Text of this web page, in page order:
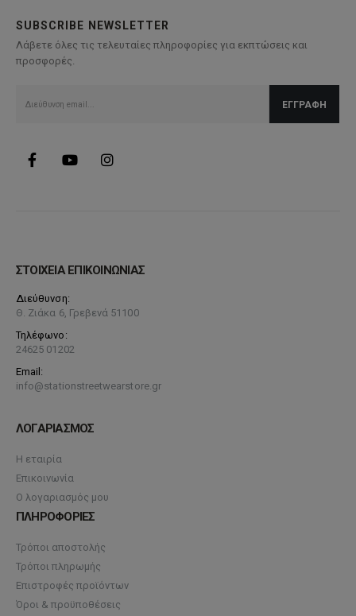
SUBSCRIBE NEWSLETTER
Λάβετε όλες τις τελευταίες πληροφορίες για εκπτώσεις και
προσφορές.
ΣΤΟΙΧΕΙΑ ΕΠΙΚΟΙΝΩΝΙΑΣ
Διεύθυνση:
Θ. Ζιάκα 6, Γρεβενά 51100
Τηλέφωνο:
24625 01202
Email:
info@stationstreetwearstore.gr
ΛΟΓΑΡΙΑΣΜΟΣ
Η εταιρία
Επικοινωνία
Ο λογαριασμός μου
ΠΛΗΡΟΦΟΡΙΕΣ
Τρόποι αποστολής
Τρόποι πληρωμής
Επιστροφές προϊόντων
Όροι & προϋποθέσεις